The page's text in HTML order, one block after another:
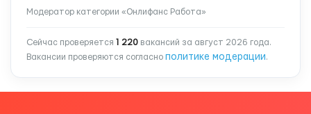
Модератор категории «Онлифанс Работа»
Сейчас проверяется 1 220 вакансий за август 2026 года.
Вакансии проверяются согласно политике модерации.